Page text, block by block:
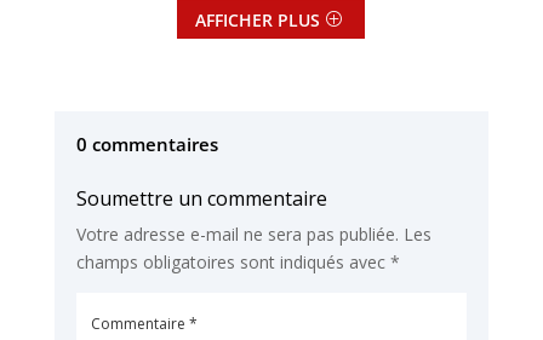
AFFICHER PLUS
0 commentaires
Soumettre un commentaire
Votre adresse e-mail ne sera pas publiée. Les
champs obligatoires sont indiqués avec *